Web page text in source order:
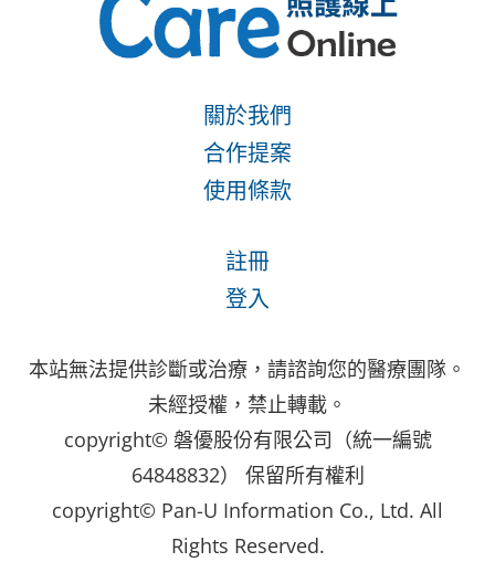
關於我們
合作提案
使用條款
註冊
登入
本站無法提供診斷或治療，請諮詢您的醫療團隊。
未經授權，禁止轉載。
copyright© 磐優股份有限公司（統一編號
64848832） 保留所有權利
copyright© Pan-U Information Co., Ltd. All
Rights Reserved.